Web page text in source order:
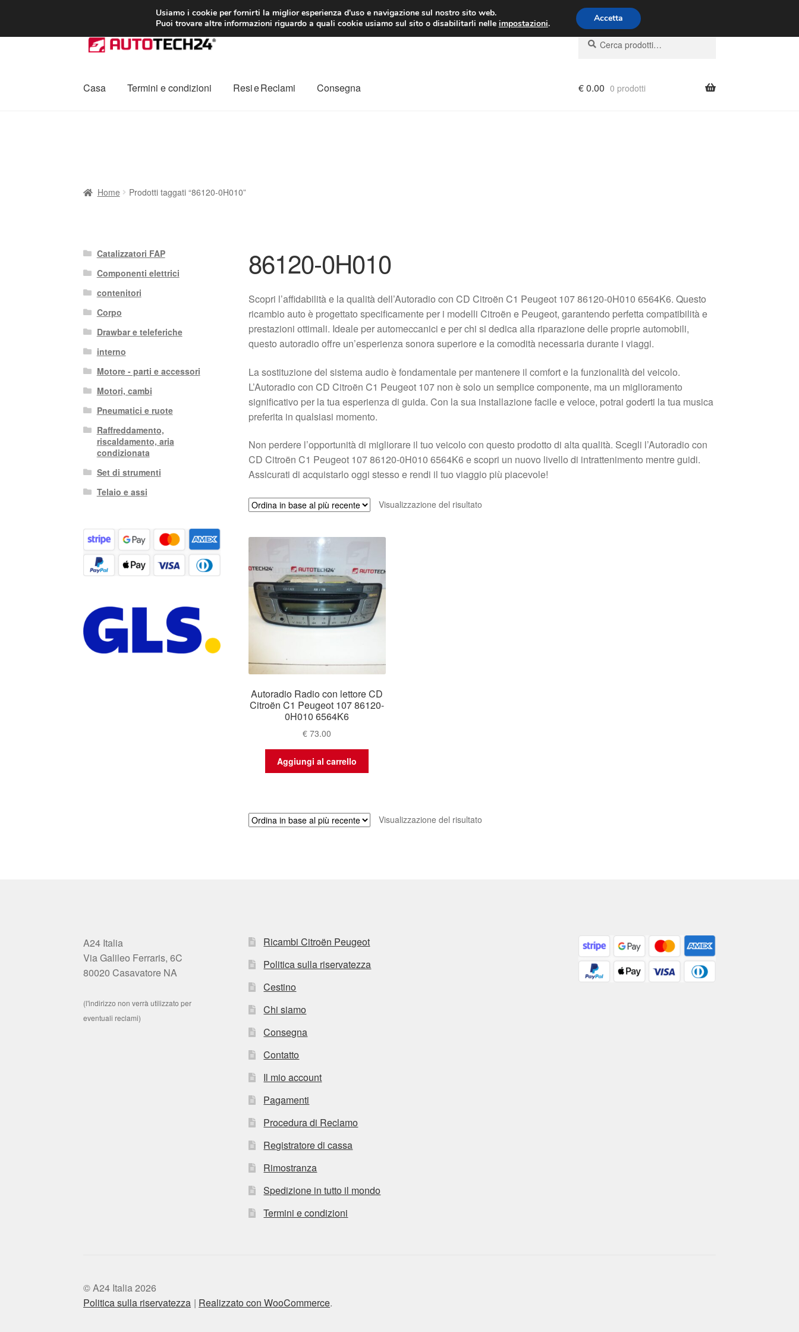
CONSEGNA da 7 EUR Lun-Ven 9:00 - 16:00 800 580 290
Vai
alla
Vai
al
Cerca:
Cerca
Casa Termini e condizioni Resi e Reclami Consegna €0.00 0 prodotti
Home Prodotti taggati “86120-0H010”
86120-0H010
Scopri l’affidabilità e la qualità dell’Autoradio con CD Citroën C1 Peugeot 107 86120-0H010 6564K6. Questo
ricambio auto è progettato specificamente per i modelli Citroën e Peugeot, garantendo perfetta compatibilità e
prestazioni ottimali. Ideale per automeccanici e per chi si dedica alla riparazione delle proprie automobili,
questo autoradio offre un’esperienza sonora superiore e la comodità necessaria durante i viaggi.
La sostituzione del sistema audio è fondamentale per mantenere il comfort e la funzionalità del veicolo.
L’Autoradio con CD Citroën C1 Peugeot 107 non è solo un semplice componente, ma un miglioramento
significativo per la tua esperienza di guida. Con la sua installazione facile e veloce, potrai goderti la tua musica
preferita in qualsiasi momento.
Non perdere l’opportunità di migliorare il tuo veicolo con questo prodotto di alta qualità. Scegli l’Autoradio con
CD Citroën C1 Peugeot 107 86120-0H010 6564K6 e scopri un nuovo livello di intrattenimento mentre guidi.
Assicurati di acquistarlo oggi stesso e rendi il tuo viaggio più piacevole!
Visualizzazione del risultato
Autoradio Radio con lettore CD
Citroën C1 Peugeot 107 86120-
0H010 6564K6
€ 73.00
Aggiungi al carrello
Visualizzazione del risultato
Catalizzatori FAP
Componenti elettrici
contenitori
Corpo
Drawbar e teleferiche
interno
Motore - parti e accessori
Motori, cambi
Pneumatici e ruote
Raffreddamento,
riscaldamento, aria
condizionata
Set di strumenti
Telaio e assi
A24 Italia
Via Galileo Ferraris, 6C
80020 Casavatore NA
(l'indirizzo non verrà utilizzato per
eventuali reclami)
Ricambi Citroën Peugeot
Politica sulla riservatezza
Cestino
Chi siamo
Consegna
Contatto
Il mio account
Pagamenti
Procedura di Reclamo
Registratore di cassa
Rimostranza
Spedizione in tutto il mondo
Termini e condizioni
© A24 Italia 2026
Politica sulla riservatezza
Realizzato con WooCommerce.
Usiamo i cookie per fornirti la miglior esperienza d'uso e navigazione sul nostro sito web.
Puoi trovare altre informazioni riguardo a quali cookie usiamo sul sito o disabilitarli nelle impostazioni. Accetta